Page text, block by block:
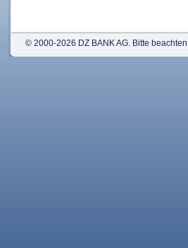
© 2000-2026 DZ BANK AG. Bitte